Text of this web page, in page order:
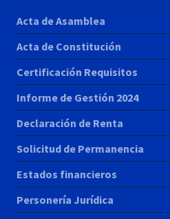
Acta de Asamblea
Acta de Constitución
Certificación Requisitos
Informe de Gestión 2024
Declaración de Renta
Solicitud de Permanencia
Estados financieros
Personería Jurídica